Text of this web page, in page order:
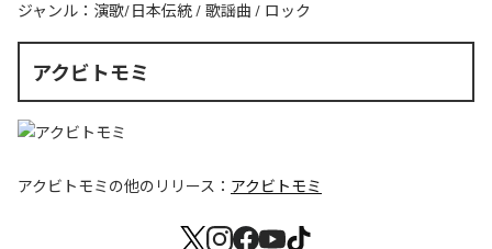
ジャンル： 演歌/日本伝統 / 歌謡曲 / ロック
アクビトモミ
アクビトモミの他のリリース： アクビトモミ